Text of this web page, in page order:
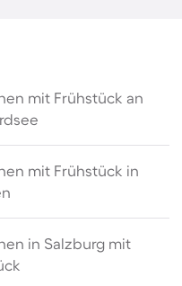
mit Frühstück an
mit Frühstück in
in Salzburg mit